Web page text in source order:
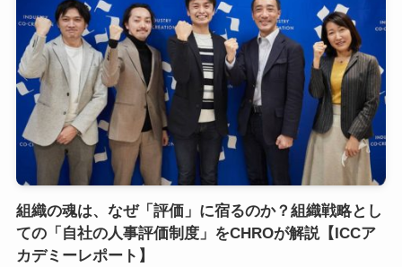
組織の魂は、なぜ「評価」に宿るのか？組織戦略とし
ての「自社の人事評価制度」をCHROが解説【ICCア
カデミーレポート】